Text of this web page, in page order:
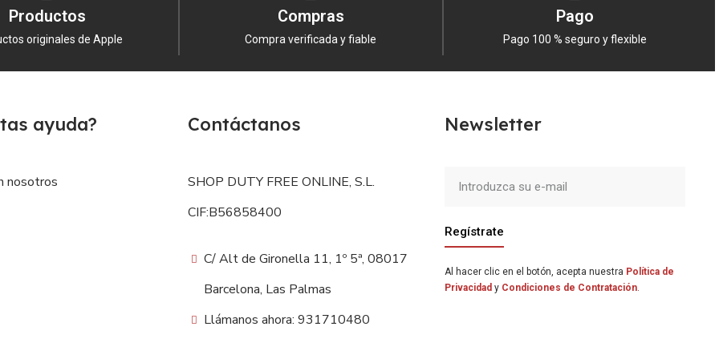
Productos
originales de Apple
Compras
Compra verificada y fiable
Pago
Pago 100 % seguro y flexible
ayuda?
nosotros
Contáctanos
SHOP DUTY FREE ONLINE, S.L.
CIF:B56858400
C/ Alt de Gironella 11, 1º 5ª, 08017
Barcelona, Las Palmas
Llámanos ahora: 931710480
Newsletter
Regístrate
Al hacer clic en el botón, acepta nuestra Política de
Privacidad y Condiciones de Contratación